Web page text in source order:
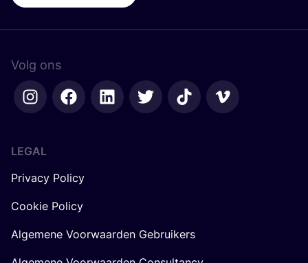
Volg ons
LEGAL
Privacy Policy
Cookie Policy
Algemene Voorwaarden Gebruikers